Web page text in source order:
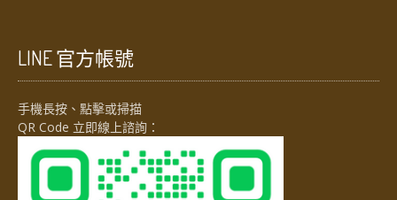
LINE 官方帳號
手機長按、點擊或掃描
QR Code 立即線上諮詢：